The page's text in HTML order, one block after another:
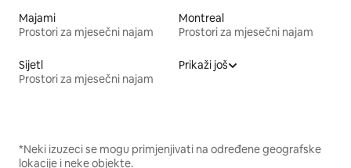
Majami
Prostori za mjesečni najam
Montreal
Prostori za mjesečni najam
Sijetl
Prostori za mjesečni najam
Prikaži još
*Neki izuzeci se mogu primjenjivati na određene geografske
lokacije i neke objekte.